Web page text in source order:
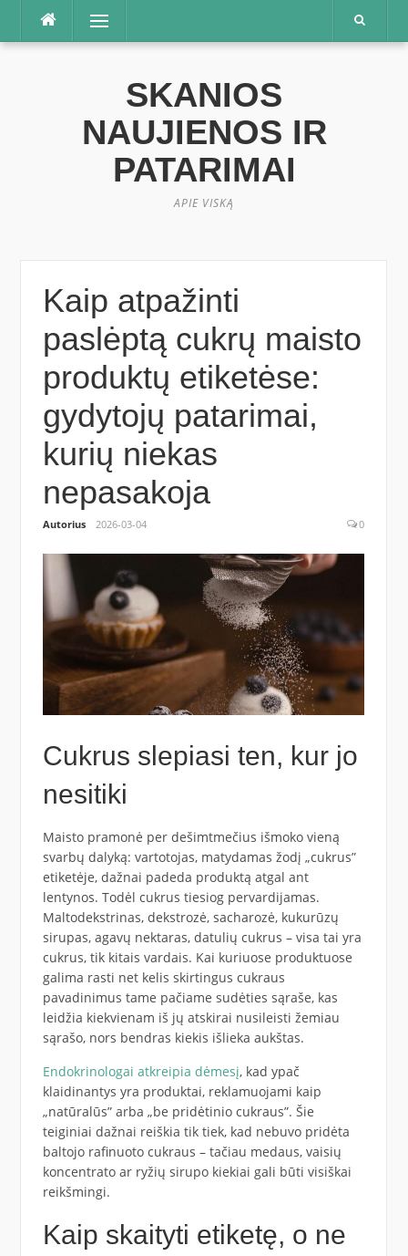
Praleisti
Meniu
SKANIOS
NAUJIENOS IR
PATARIMAI
APIE VISKĄ
Kaip atpažinti
paslėptą cukrų maisto
produktų etiketėse:
gydytojų patarimai,
kurių niekas
nepasakoja
Autorius 2026-03-04 0
Cukrus slepiasi ten, kur jo
nesitiki
Maisto pramonė per dešimtmečius išmoko vieną
svarbų dalyką: vartotojas, matydamas žodį „cukrus”
etiketėje, dažnai padeda produktą atgal ant
lentynos. Todėl cukrus tiesiog pervardijamas.
Maltodekstrinas, dekstrozė, sacharozė, kukurūzų
sirupas, agavų nektaras, datulių cukrus – visa tai yra
cukrus, tik kitais vardais. Kai kuriuose produktuose
galima rasti net kelis skirtingus cukraus
pavadinimus tame pačiame sudėties sąraše, kas
leidžia kiekvienam iš jų atskirai nusileisti žemiau
sąrašo, nors bendras kiekis išlieka aukštas.
Endokrinologai atkreipia dėmesį, kad ypač
klaidinantys yra produktai, reklamuojami kaip
„natūralūs” arba „be pridėtinio cukraus”. Šie
teiginiai dažnai reiškia tik tiek, kad nebuvo pridėta
baltojo rafinuoto cukraus – tačiau medaus, vaisių
koncentrato ar ryžių sirupo kiekiai gali būti visiškai
reikšmingi.
Kaip skaityti etiketę, o ne